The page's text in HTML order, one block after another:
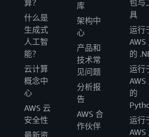
算？
什么是
生成式
人工智
能？
云计算
概念中
心
AWS 云
安全性
库
架构中
心
产品和
技术常
见问题
分析报
告
AWS 合
作伙伴
包与
具
运行
AWS
的
运行
AWS
的
运行
AWS